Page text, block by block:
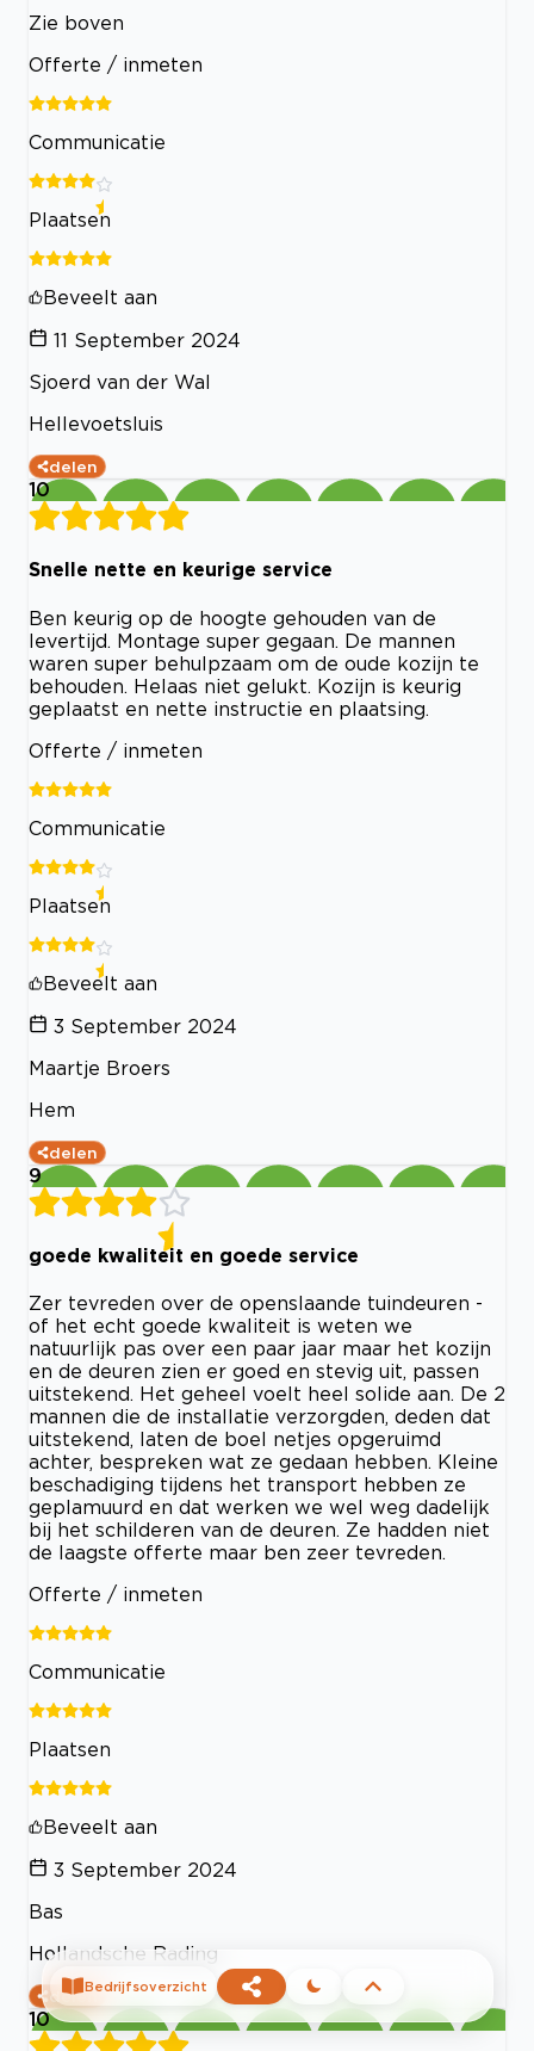
Zie boven
Offerte / inmeten
Communicatie
Plaatsen
Beveelt aan
11 September 2024
Sjoerd van der Wal
Hellevoetsluis
delen
10
Snelle nette en keurige service
Ben keurig op de hoogte gehouden van de
levertijd. Montage super gegaan. De mannen
waren super behulpzaam om de oude kozijn te
behouden. Helaas niet gelukt. Kozijn is keurig
geplaatst en nette instructie en plaatsing.
Offerte / inmeten
Communicatie
Plaatsen
Beveelt aan
3 September 2024
Maartje Broers
Hem
delen
9
goede kwaliteit en goede service
Zer tevreden over de openslaande tuindeuren -
of het echt goede kwaliteit is weten we
natuurlijk pas over een paar jaar maar het kozijn
en de deuren zien er goed en stevig uit, passen
uitstekend. Het geheel voelt heel solide aan. De 2
mannen die de installatie verzorgden, deden dat
uitstekend, laten de boel netjes opgeruimd
achter, bespreken wat ze gedaan hebben. Kleine
beschadiging tijdens het transport hebben ze
geplamuurd en dat werken we wel weg dadelijk
bij het schilderen van de deuren. Ze hadden niet
de laagste offerte maar ben zeer tevreden.
Offerte / inmeten
Communicatie
Plaatsen
Beveelt aan
3 September 2024
Bas
Hollandsche Rading
delen
10
Bedrijfsoverzicht